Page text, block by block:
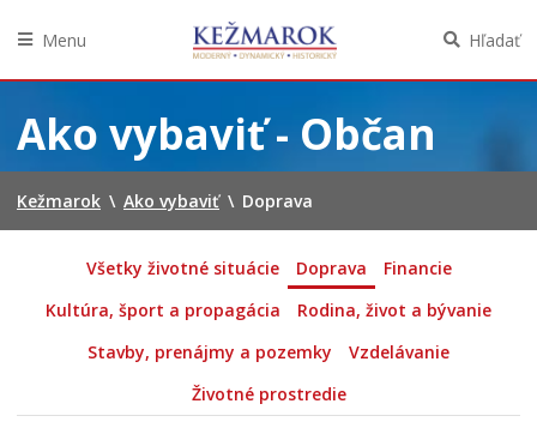
obsah
Menu Hľadať
Ako vybaviť - Občan
Kežmarok \ Ako vybaviť \ Doprava
Všetky životné situácie Doprava
Financie
Kultúra, šport a propagácia
Rodina, život a bývanie
Stavby, prenájmy a pozemky
Vzdelávanie
Životné prostredie